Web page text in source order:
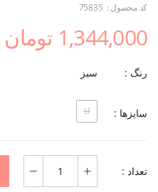
کد محصول : 75835
1,344,000 تومان
رنگ : سبز
سایزها : U
تعداد :